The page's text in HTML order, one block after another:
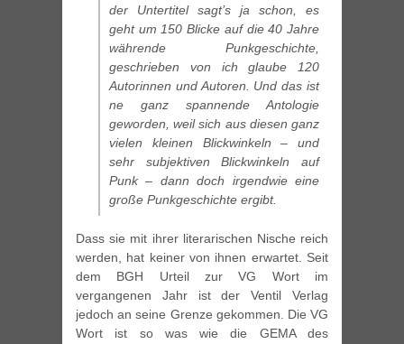
der Untertitel sagt’s ja schon, es
geht um 150 Blicke auf die 40 Jahre
währende Punkgeschichte,
geschrieben von ich glaube 120
Autorinnen und Autoren. Und das ist
ne ganz spannende Antologie
geworden, weil sich aus diesen ganz
vielen kleinen Blickwinkeln – und
sehr subjektiven Blickwinkeln auf
Punk – dann doch irgendwie eine
große Punkgeschichte ergibt.
Dass sie mit ihrer literarischen Nische reich
werden, hat keiner von ihnen erwartet. Seit
dem BGH Urteil zur VG Wort im
vergangenen Jahr ist der Ventil Verlag
jedoch an seine Grenze gekommen. Die VG
Wort ist so was wie die GEMA des